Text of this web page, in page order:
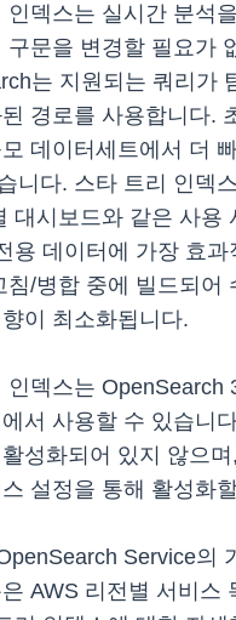
인덱스는 실시간 분석
구문을 변경할 필요가
는 지원되는 쿼리가
경로를 사용합니다.
데이터세트에서 더
니다. 스타 트리 인덱
대시보드와 같은 사용
용 데이터에 가장 효과
침/병합 중에 빌드되어
이 최소화됩니다.
인덱스는 OpenSearch
서 사용할 수 있습니
성화되어 있지 않으며
설정을 통해 활성화
Service의
AWS 리전별 서비스